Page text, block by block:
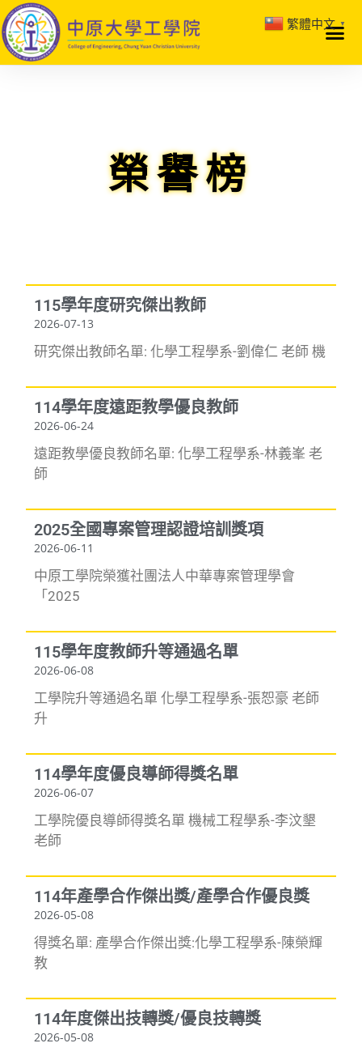
榮譽榜
115學年度研究傑出教師
2026-07-13
研究傑出教師名單: 化學工程學系-劉偉仁 老師 機
114學年度遠距教學優良教師
2026-06-24
遠距教學優良教師名單: 化學工程學系-林義峯 老
師
2025全國專案管理認證培訓獎項
2026-06-11
中原工學院榮獲社團法人中華專案管理學會
「2025
115學年度教師升等通過名單
2026-06-08
工學院升等通過名單 化學工程學系-張恕豪 老師
升
114學年度優良導師得獎名單
2026-06-07
工學院優良導師得獎名單 機械工程學系-李汶墾
老師
114年產學合作傑出獎/產學合作優良獎
2026-05-08
得獎名單: 產學合作傑出獎:化學工程學系-陳榮輝
教
114年度傑出技轉獎/優良技轉獎
2026-05-08
繁體中文 ▼